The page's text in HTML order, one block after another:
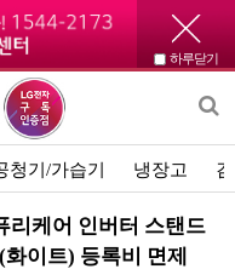
하루닫기
청기/가습기 냉장고
리케어 인버터 스탠드
이트) 등록비 면제